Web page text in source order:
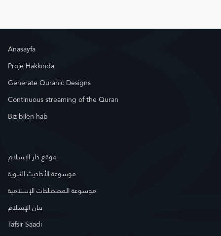
Anasayfa
Proje Hakkında
Generate Quranic Designs
Continuous streaming of the Quran
Biz bilen hab
موقع دار الإسلام
موسوعة الأحاديث النبوية
موسوعة المصطلحات الإسلامية
بيان الإسلام
Tafsir Saadi